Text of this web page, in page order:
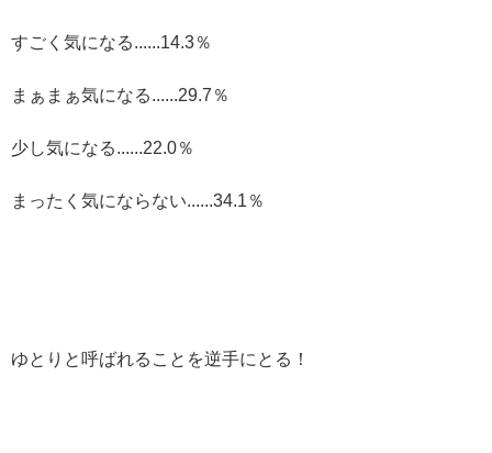
すごく気になる......14.3％
まぁまぁ気になる......29.7％
少し気になる......22.0％
まったく気にならない......34.1％
ゆとりと呼ばれることを逆手にとる！